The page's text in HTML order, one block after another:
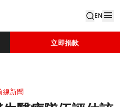
EN
立即捐款
線新聞